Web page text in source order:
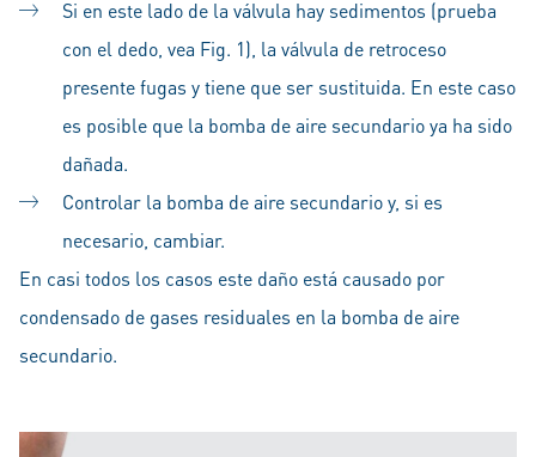
Si en este lado de la válvula hay sedimentos (prueba
con el dedo, vea Fig. 1), la válvula de retroceso
presente fugas y tiene que ser sustituida. En este caso
es posible que la bomba de aire secundario ya ha sido
dañada.
Controlar la bomba de aire secundario y, si es
necesario, cambiar.
En casi todos los casos este daño está causado por
condensado de gases residuales en la bomba de aire
secundario.